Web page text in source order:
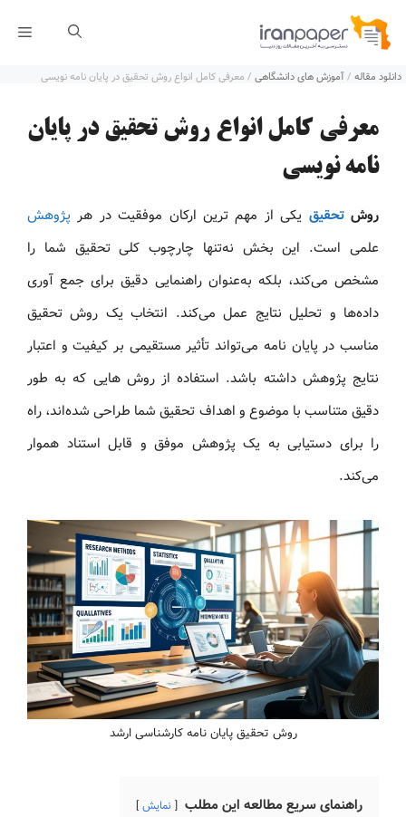
پرش
محتوا
دانلود مقاله /آموزش های دانشگاهی / معرفی کامل انواع روش تحقیق در پایان نامه نویسی
معرفی کامل انواع روش تحقیق در پایان
نامه نویسی
روشتحقیق یکی از مهم‌ ترین ارکان موفقیت در هر پژوهش
علمی است. این بخش نه‌تنها چارچوب کلی تحقیق شما را
مشخص می‌کند، بلکه به‌عنوان راهنمایی دقیق برای جمع‌ آوری
داده‌ها و تحلیل نتایج عمل می‌کند. انتخاب یک روش تحقیق
مناسب در پایان‌ نامه می‌تواند تأثیر مستقیمی بر کیفیت و اعتبار
نتایج پژوهش داشته باشد. استفاده از روش هایی که به‌ طور
دقیق متناسب با موضوع و اهداف تحقیق شما طراحی شده‌اند، راه
را برای دستیابی به یک پژوهش موفق و قابل‌ استناد هموار
می‌کند.
روش تحقیق پایان نامه کارشناسی ارشد
راهنمای سریع مطالعه این مطلب نمایش